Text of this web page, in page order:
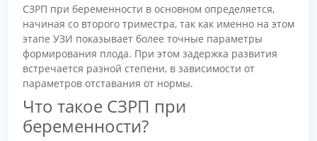
СЗРП при беременности в основном определяется,
начиная со второго триместра, так как именно на этом
этапе УЗИ показывает более точные параметры
формирования плода. При этом задержка развития
встречается разной степени, в зависимости от
параметров отставания от нормы.
Что такое СЗРП при
беременности?